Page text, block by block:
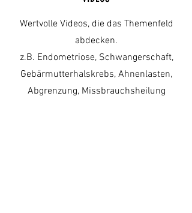
Wertvolle Videos, die das Themenfeld
abdecken.
z.B. Endometriose, Schwangerschaft,
Gebärmutterhalskrebs, Ahnenlasten,
Abgrenzung, Missbrauchsheilung